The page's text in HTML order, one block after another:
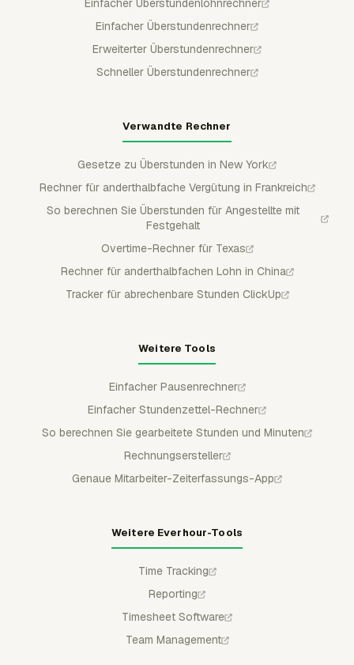
Einfacher Überstundenlohnrechner
Einfacher Überstundenrechner
Erweiterter Überstundenrechner
Schneller Überstundenrechner
Verwandte Rechner
Gesetze zu Überstunden in New York
Rechner für anderthalbfache Vergütung in Frankreich
So berechnen Sie Überstunden für Angestellte mit
Festgehalt
Overtime-Rechner für Texas
Rechner für anderthalbfachen Lohn in China
Tracker für abrechenbare Stunden ClickUp
Weitere Tools
Einfacher Pausenrechner
Einfacher Stundenzettel-Rechner
So berechnen Sie gearbeitete Stunden und Minuten
Rechnungsersteller
Genaue Mitarbeiter-Zeiterfassungs-App
Weitere Everhour-Tools
Time Tracking
Reporting
Timesheet Software
Team Management